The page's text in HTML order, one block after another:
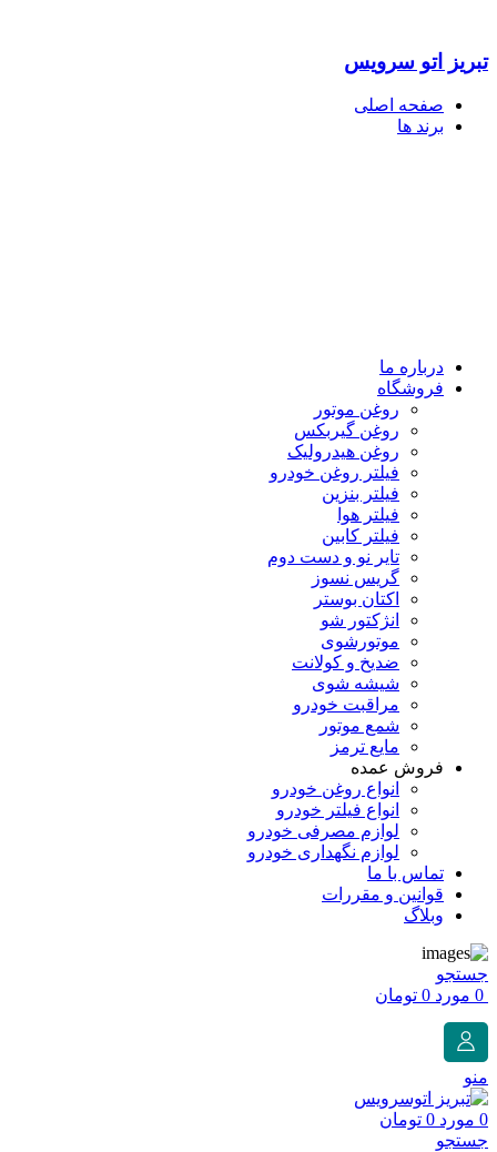
تبریز اتو سرویس
صفحه اصلی
برند ها
درباره ما
فروشگاه
روغن موتور
روغن گیربکس
روغن هیدرولیک
فیلتر روغن خودرو
فیلتر بنزین
فیلتر هوا
فیلتر کابین
تایر نو و دست دوم
گریس نسوز
اکتان بوستر
انژکتور شو
موتورشوی
ضدیخ و کولانت
شیشه شوی
مراقبت خودرو
شمع موتور
مایع ترمز
فروش عمده
انواع روغن خودرو
انواع فیلتر خودرو
لوازم مصرفی خودرو
لوازم نگهداری خودرو
تماس با ما
قوانین و مقررات
وبلاگ
جستجو
0 مورد 0 تومان
منو
0 مورد 0 تومان
جستجو